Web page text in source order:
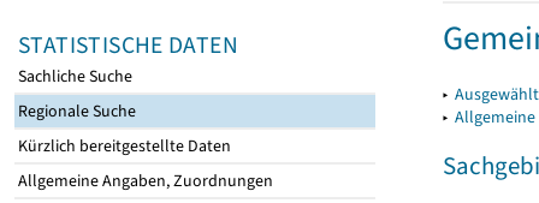
STATISTISCHE DATEN
Sachliche Suche
Regionale Suche
Kürzlich bereitgestellte Daten
Allgemeine Angaben, Zuordnungen
▸
▸